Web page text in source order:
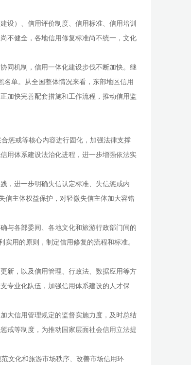
设）、信用评价制度、信用标准、信用培训
不健全，各地信用修复标准尚不统一，文化
同机制，信用一体化建设步伐不断加快。继
单。从全国整体情况来看，东部地区信用
加快完善配套措施和工作流程，推动信用监
惩戒等核心内容进行固化，加强法律支撑
用体系建设法治化进程，进一步增强依法实
，进一步明确失信认定标准、失信惩戒内
信主体权益保护，对轻微失信主体加大容错
与各部委间、各地文化和旅游行政部门间的
用的原则，制定信用修复的流程和标准。
新，以及信用管理、行政法、数据应用等方
专业化队伍，加强信用体系建设的人才保
大信用管理规定的监督实施力度，及时总结
戒等制度，为推动国家层面社会信用立法提
文化和旅游市场秩序、改善市场信用环